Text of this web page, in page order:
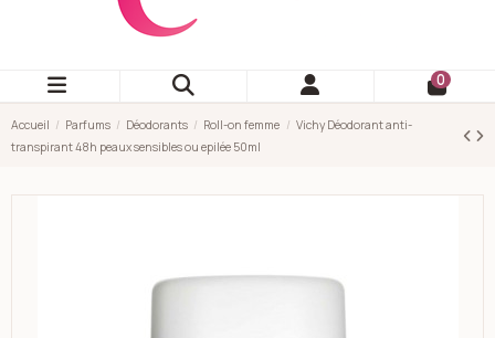
0
Accueil Parfums Déodorants Roll-on femme
Vichy Déodorant anti-
transpirant 48h peaux sensibles ou epilée 50ml